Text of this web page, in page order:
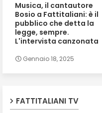
Musica, il cantautore
Bosio a Fattitaliani: è il
pubblico che detta la
legge, sempre.
L'intervista canzonata
Gennaio 18, 2025
FATTITALIANI TV